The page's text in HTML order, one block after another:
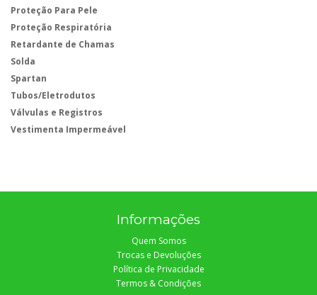
Proteção Para Pele
Proteção Respiratória
Retardante de Chamas
Solda
Spartan
Tubos/Eletrodutos
Válvulas e Registros
Vestimenta Impermeável
Informações
Quem Somos
Trocas e Devoluções
Política de Privacidade
Termos & Condições